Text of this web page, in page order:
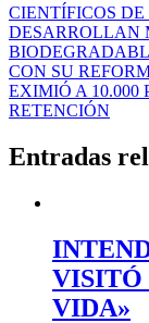
Navegación
de
entradas
CIENTÍFICOS
DESARROLLAN
CON SU
EXIMIÓ A 10.000
RETENCIÓN
Entradas
VISITÓ
VIDA»